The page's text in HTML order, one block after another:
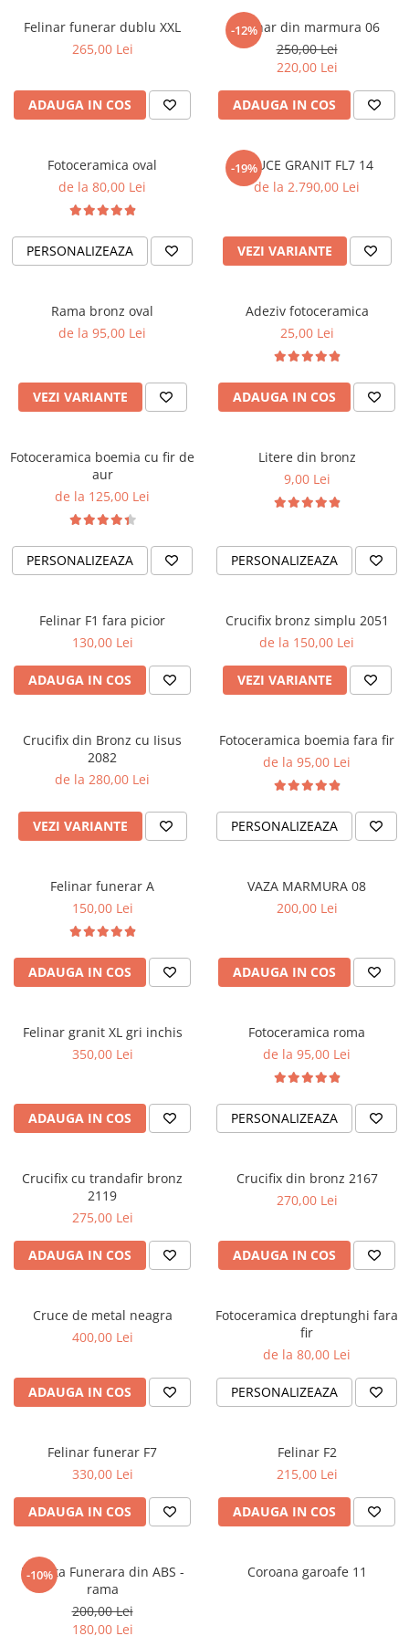
Placa memoriala
Placute ABS personalizate
marmura
Felinar funerar dublu XXL
265,00 Lei
ADAUGA IN COS
-12%
Felinar din marmura 06
250,00 Lei
220,00 Lei
ADAUGA IN COS
Fotoceramica oval
de la 80,00 Lei
PERSONALIZEAZA
-19%
CRUCE GRANIT FL7 14
de la 2.790,00 Lei
VEZI VARIANTE
Rama bronz oval
de la 95,00 Lei
VEZI VARIANTE
Adeziv fotoceramica
25,00 Lei
ADAUGA IN COS
Fotoceramica boemia cu fir de
aur
de la 125,00 Lei
PERSONALIZEAZA
Litere din bronz
9,00 Lei
PERSONALIZEAZA
Felinar F1 fara picior
130,00 Lei
ADAUGA IN COS
Crucifix bronz simplu 2051
de la 150,00 Lei
VEZI VARIANTE
Crucifix din Bronz cu Iisus
2082
de la 280,00 Lei
VEZI VARIANTE
Fotoceramica boemia fara fir
de la 95,00 Lei
PERSONALIZEAZA
Felinar funerar A
150,00 Lei
ADAUGA IN COS
VAZA MARMURA 08
200,00 Lei
ADAUGA IN COS
Felinar granit XL gri inchis
350,00 Lei
ADAUGA IN COS
Fotoceramica roma
de la 95,00 Lei
PERSONALIZEAZA
Crucifix cu trandafir bronz
2119
275,00 Lei
ADAUGA IN COS
Crucifix din bronz 2167
270,00 Lei
ADAUGA IN COS
Cruce de metal neagra
400,00 Lei
ADAUGA IN COS
Fotoceramica dreptunghi fara
fir
de la 80,00 Lei
PERSONALIZEAZA
Felinar funerar F7
330,00 Lei
ADAUGA IN COS
Felinar F2
215,00 Lei
ADAUGA IN COS
-10%
Placuta Funerara din ABS -
rama
200,00 Lei
180,00 Lei
Coroana garoafe 11